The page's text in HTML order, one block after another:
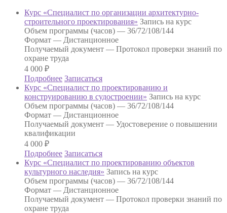
Курс «Специалист по организации архитектурно-
строительного проектирования» Запись на курс
Объем программы (часов) — 36/72/108/144
Формат — Дистанционное
Получаемый документ — Протокол проверки знаний по
охране труда
4 000 ₽
Подробнее Записаться
Курс «Специалист по проектированию и
конструированию в судостроении» Запись на курс
Объем программы (часов) — 36/72/108/144
Формат — Дистанционное
Получаемый документ — Удостоверение о повышении
квалификации
4 000 ₽
Подробнее Записаться
Курс «Специалист по проектированию объектов
культурного наследия» Запись на курс
Объем программы (часов) — 36/72/108/144
Формат — Дистанционное
Получаемый документ — Протокол проверки знаний по
охране труда